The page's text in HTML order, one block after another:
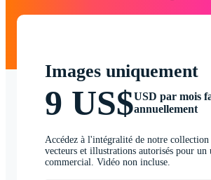
Images uniquement
9 US$USD par mois
annuellement
Accédez à l'intégralité de notre collection
vecteurs et illustrations autorisés pour un
commercial. Vidéo non incluse.